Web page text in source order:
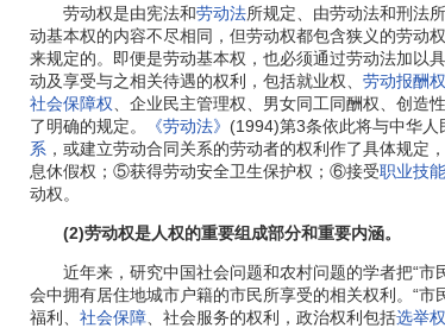
劳动权是由宪法和劳动法所规定、由劳动法和刑法
动基本权的内容不尽相同，但劳动权都包含狭义的劳动
来规定的。即便是劳动基本权，也必须通过劳动法加以
动及享受与之相关待遇的权利，包括就业权、 劳动报酬权
社会保障权 、企业民主管理权、男女同工同酬权、创
了明确的规定。
《劳动法》 (1994)第3条依此将与中华人
系 ，或建立劳动合同关系的劳动者的权利作了具体规定
息休假权；⑤获得劳动安全卫生保护权；⑥接受职业技
动权。
(2)劳动权是人权的重要组成部分和重要内涵。
近年来，研究中国社会问题和农村问题的学者把“市
会中拥有居住地城市户籍的市民所享受的相关权利。“市
福利、 社会保障 、社会服务的权利，政治权利包括选举权